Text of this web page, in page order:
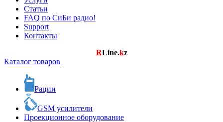
Статьи
FAQ по СиБи радио!
Support
Контакты
RLine.kz
Каталог товаров
Рации
GSM усилители
Проекционное оборудование